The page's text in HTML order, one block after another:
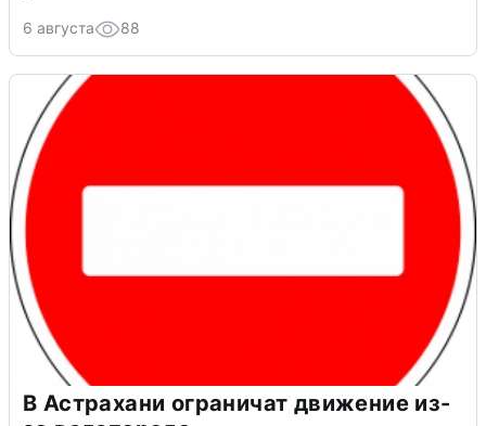
6 августа 88
В Астрахани ограничат движение из-